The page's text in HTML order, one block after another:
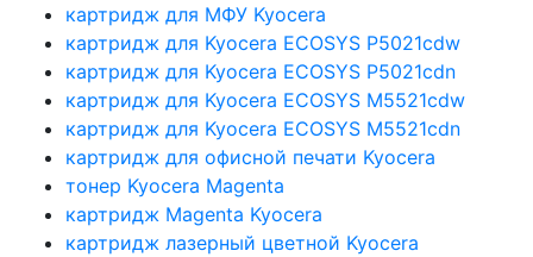
картридж для МФУ Kyocera
картридж для Kyocera ECOSYS P5021cdw
картридж для Kyocera ECOSYS P5021cdn
картридж для Kyocera ECOSYS M5521cdw
картридж для Kyocera ECOSYS M5521cdn
картридж для офисной печати Kyocera
тонер Kyocera Magenta
картридж Magenta Kyocera
картридж лазерный цветной Kyocera